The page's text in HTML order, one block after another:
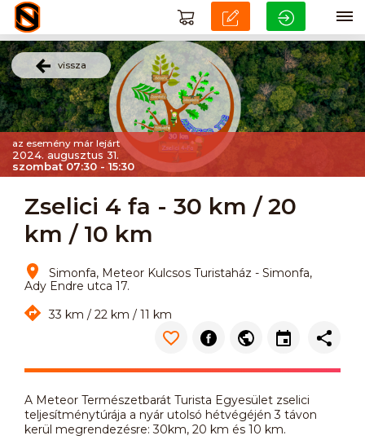
vissza
az esemény már lejárt
2024. augusztus 31.
szombat 07:30 - 15:30
Zselici 4 fa - 30 km / 20
km / 10 km
Simonfa, Meteor Kulcsos Turistaház - Simonfa,
Ady Endre utca 17.
33 km / 22 km / 11 km
A Meteor Természetbarát Turista Egyesület zselici
teljesítménytúrája a nyár utolsó hétvégéjén 3 távon
kerül megrendezésre: 30km, 20 km és 10 km.